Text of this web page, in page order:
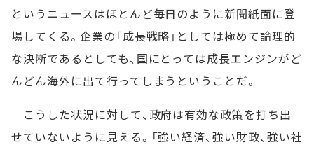
というニュースはほとんど毎日のように新聞紙面に登
場してくる。企業の「成長戦略」としては極めて論理的
な決断であるとしても、国にとっては成長エンジンがど
んどん海外に出て行ってしまうということだ。
こうした状況に対して、政府は有効な政策を打ち出
せていないように見える。「強い経済、強い財政、強い社